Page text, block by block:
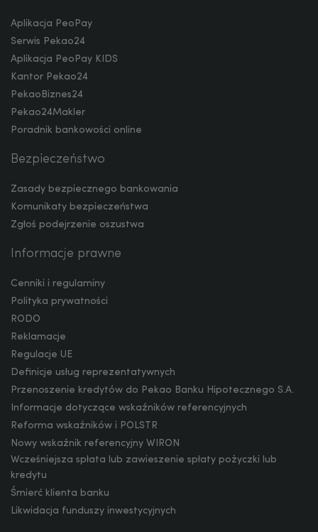
Aplikacja PeoPay
Serwis Pekao24
Aplikacja PeoPay KIDS
Kantor Pekao24
PekaoBiznes24
Pekao24Makler
Poradnik bankowości online
Bezpieczeństwo
Zasady bezpiecznego bankowania
Komunikaty bezpieczeństwa
Zgłoś podejrzenie oszustwa
Informacje prawne
Cenniki i regulaminy
Polityka prywatności
RODO
Reklamacje
Regulacje UE
Definicje usług reprezentatywnych
Przenoszenie kredytów do Pekao Banku Hipotecznego S.A.
Informacje dotyczące wskaźników referencyjnych
Reforma wskaźników i POLSTR
Nowy wskaźnik referencyjny WIRON
Wcześniejsza spłata lub zawieszenie spłaty pożyczki lub
kredytu
Śmierć klienta banku
Likwidacja funduszy inwestycyjnych